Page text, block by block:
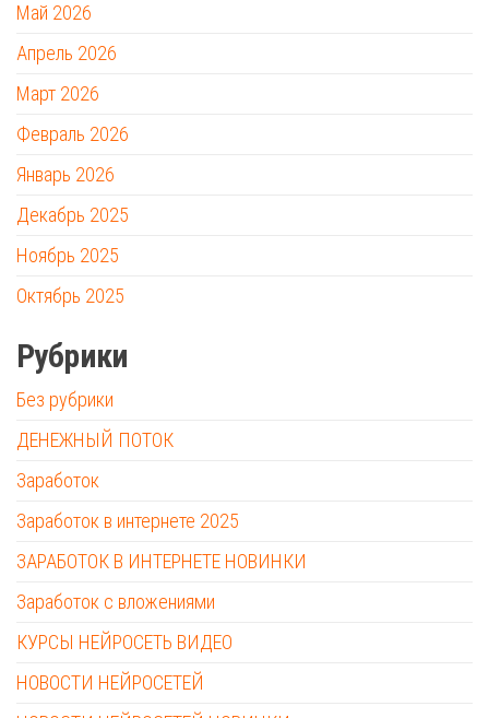
Май 2026
Апрель 2026
Март 2026
Февраль 2026
Январь 2026
Декабрь 2025
Ноябрь 2025
Октябрь 2025
Рубрики
Без рубрики
ДЕНЕЖНЫЙ ПОТОК
Заработок
Заработок в интернете 2025
ЗАРАБОТОК В ИНТЕРНЕТЕ НОВИНКИ
Заработок с вложениями
КУРСЫ НЕЙРОСЕТЬ ВИДЕО
НОВОСТИ НЕЙРОСЕТЕЙ